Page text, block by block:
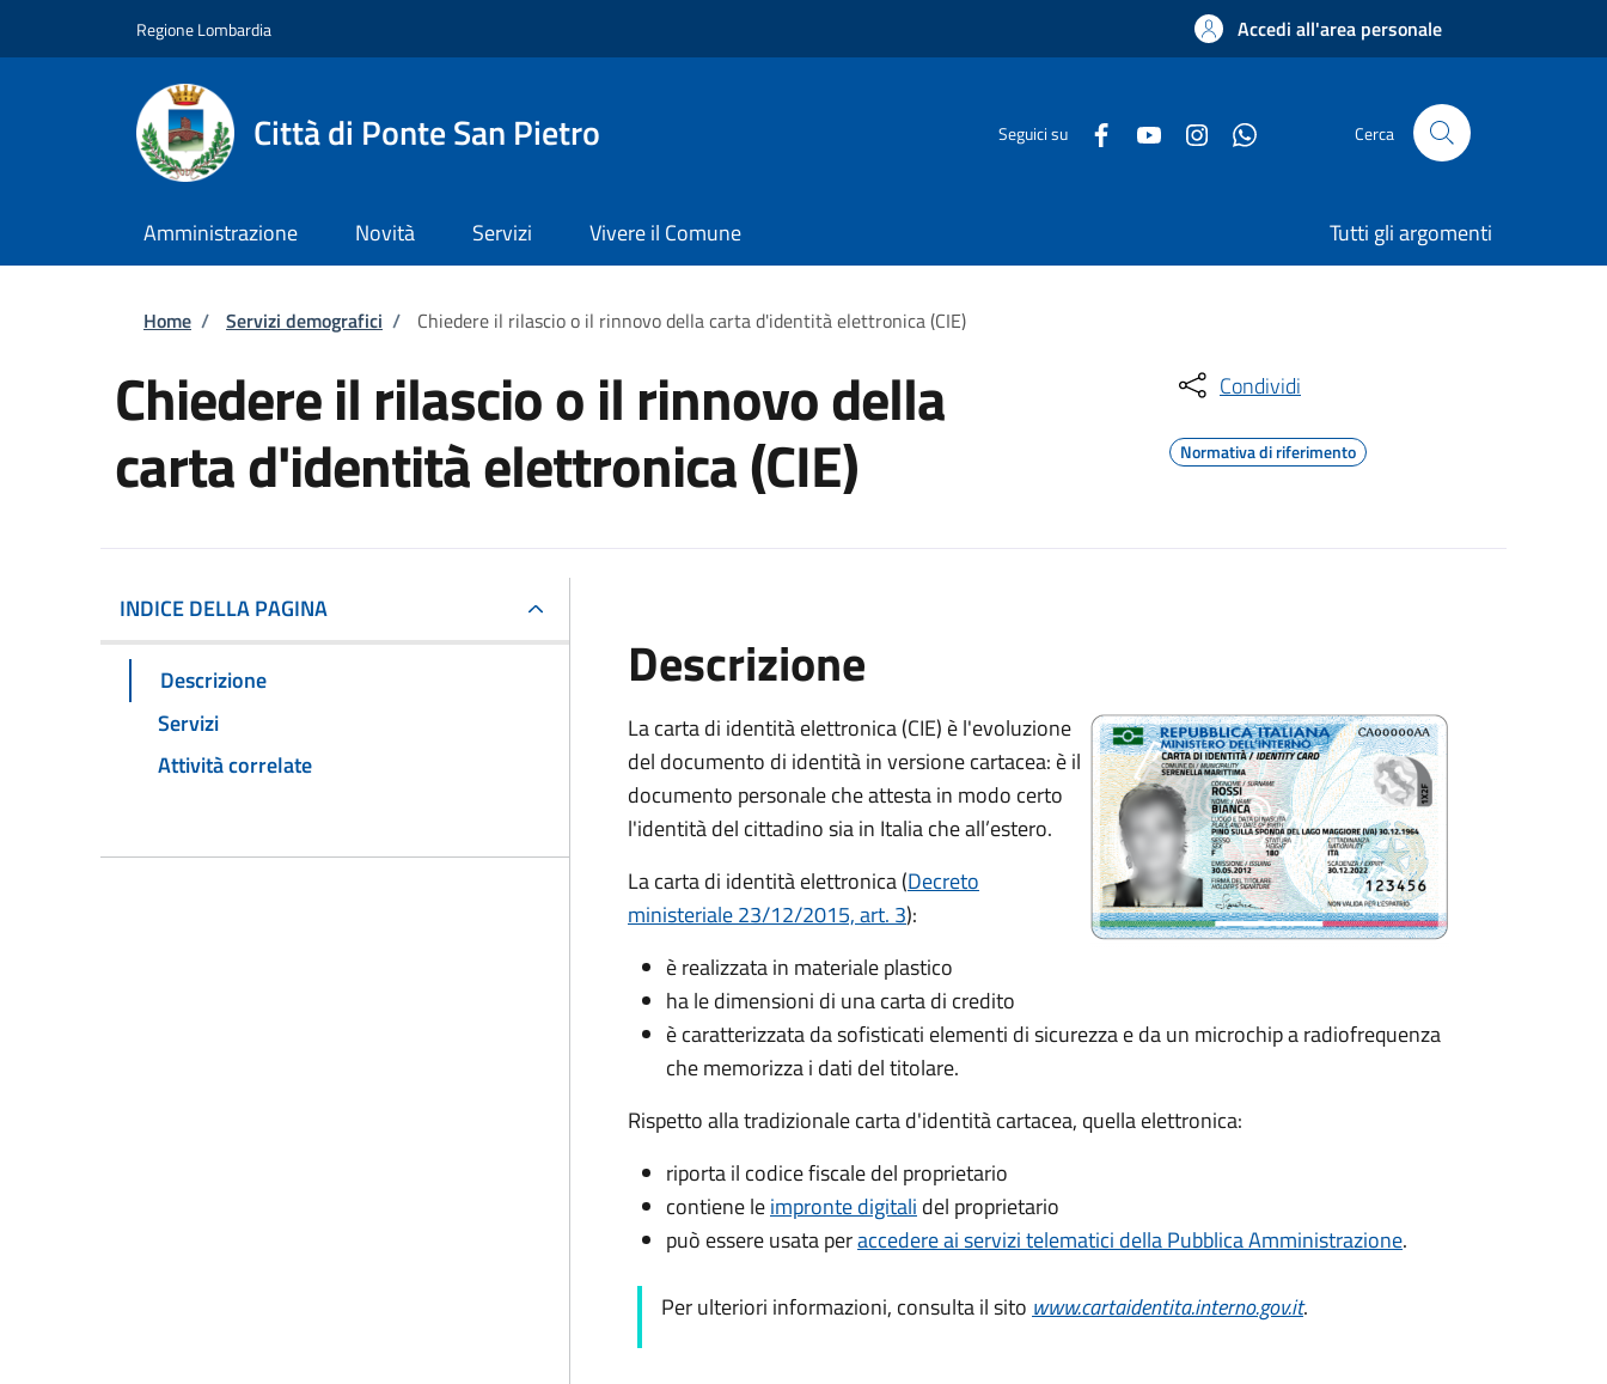
Regione Lombardia Accedi all'area personale
Città di Ponte San Pietro Seguici su Cerca
Amministrazione Novità Servizi Vivere il Comune Tutti gli argomenti
Briciole di pane
Home / Servizi demografici / Chiedere il rilascio o il rinnovo della carta d'identità elettronica (CIE)
Chiedere il rilascio o il rinnovo della
carta d'identità elettronica (CIE)
Condividi
Normativa di riferimento
INDICE DELLA PAGINA
Descrizione
Servizi
Attività correlate
Descrizione
La carta di identità elettronica (CIE) è l'evoluzione
del documento di identità in versione cartacea: è il
documento personale che attesta in modo certo
l'identità del cittadino sia in Italia che all’estero.
La carta di identità elettronica (Decreto
ministeriale 23/12/2015, art. 3):
è realizzata in materiale plastico
ha le dimensioni di una carta di credito
è caratterizzata da sofisticati elementi di sicurezza e da un microchip a radiofrequenza
che memorizza i dati del titolare.
Rispetto alla tradizionale carta d'identità cartacea, quella elettronica:
riporta il codice fiscale del proprietario
contiene leimpronte digitali del proprietario
può essere usata peraccedere ai servizi telematici della Pubblica Amministrazione.
Per ulteriori informazioni, consulta il sito www.cartaidentita.interno.gov.it.